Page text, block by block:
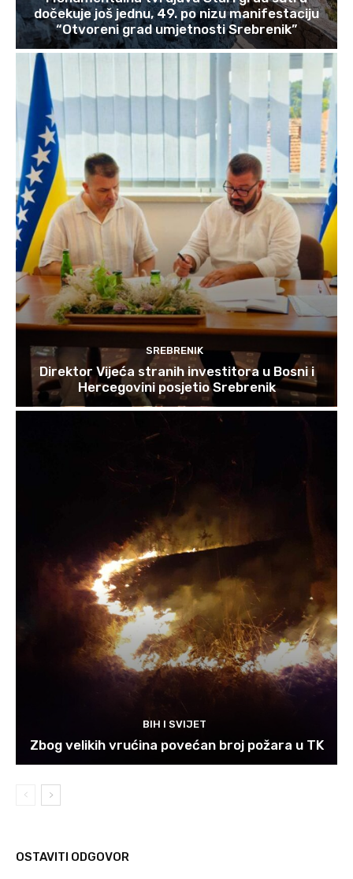
dočekuje još jednu, 49. po nizu manifestaciju
“Otvoreni grad umjetnosti Srebrenik”
SREBRENIK
Direktor Vijeća stranih investitora u Bosni i
Hercegovini posjetio Srebrenik
BIH I SVIJET
Zbog velikih vrućina povećan broj požara u TK
OSTAVITI ODGOVOR